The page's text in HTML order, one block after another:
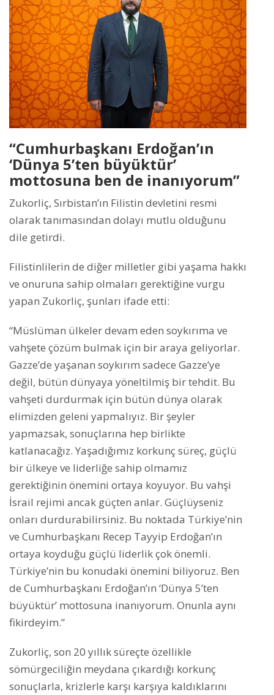
“Cumhurbaşkanı Erdoğan’ın
‘Dünya 5’ten büyüktür’
mottosuna ben de inanıyorum”
Zukorliç, Sırbistan’ın Filistin devletini resmi
olarak tanımasından dolayı mutlu olduğunu
dile getirdi.
Filistinlilerin de diğer milletler gibi yaşama hakkı
ve onuruna sahip olmaları gerektiğine vurgu
yapan Zukorliç, şunları ifade etti:
“Müslüman ülkeler devam eden soykırıma ve
vahşete çözüm bulmak için bir araya geliyorlar.
Gazze’de yaşanan soykırım sadece Gazze’ye
değil, bütün dünyaya yöneltilmiş bir tehdit. Bu
vahşeti durdurmak için bütün dünya olarak
elimizden geleni yapmalıyız. Bir şeyler
yapmazsak, sonuçlarına hep birlikte
katlanacağız. Yaşadığımız korkunç süreç, güçlü
bir ülkeye ve liderliğe sahip olmamız
gerektiğinin önemini ortaya koyuyor. Bu vahşi
İsrail rejimi ancak güçten anlar. Güçlüyseniz
onları durdurabilirsiniz. Bu noktada Türkiye’nin
ve Cumhurbaşkanı Recep Tayyip Erdoğan’ın
ortaya koyduğu güçlü liderlik çok önemli.
Türkiye’nin bu konudaki önemini biliyoruz. Ben
de Cumhurbaşkanı Erdoğan’ın ‘Dünya 5’ten
büyüktür’ mottosuna inanıyorum. Onunla aynı
fikirdeyim.”
Zukorliç, son 20 yıllık süreçte özellikle
sömürgeciliğin meydana çıkardığı korkunç
sonuçlarla, krizlerle karşı karşıya kaldıklarını